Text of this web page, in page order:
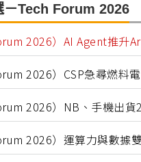
－Tech Forum 2026
2026）AI Agent推
2026）CSP急尋燃
2026）NB、手機出
2026）運算力與數